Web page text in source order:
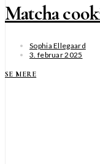
Matcha
Sophia Ellegaard
3. februar 2025
SE MERE